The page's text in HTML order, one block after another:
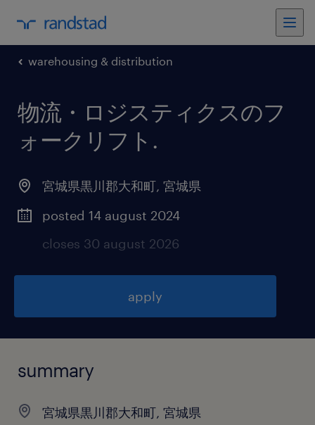
warehousing & distribution
物流・ロジスティクスのフ
ォークリフト .
宮城県黒川郡大和町, 宮城県
posted 14 august 2024
closes 30 august 2026
apply
summary
宮城県黒川郡大和町, 宮城県